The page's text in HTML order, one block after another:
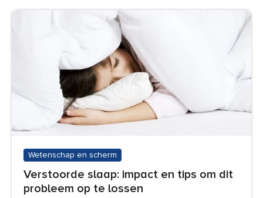
Wetenschap en scherm
Verstoorde slaap: impact en tips om dit
probleem op te lossen